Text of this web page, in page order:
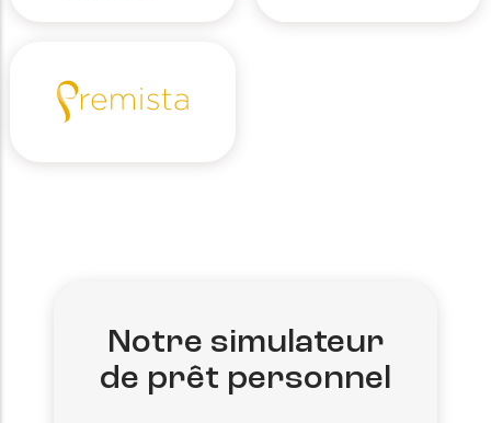
Notre simulateur
de prêt personnel